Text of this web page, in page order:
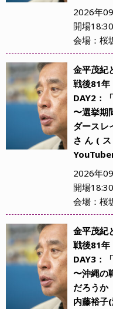
2026年
開場
会場：桜
金平茂紀
戦後81年
DAY2：
〜選挙期
ダースレ
さん(
2026年
開場
会場：桜
金平茂紀
戦後81年
DAY3：
〜沖縄の
だろうか
内藤裕子